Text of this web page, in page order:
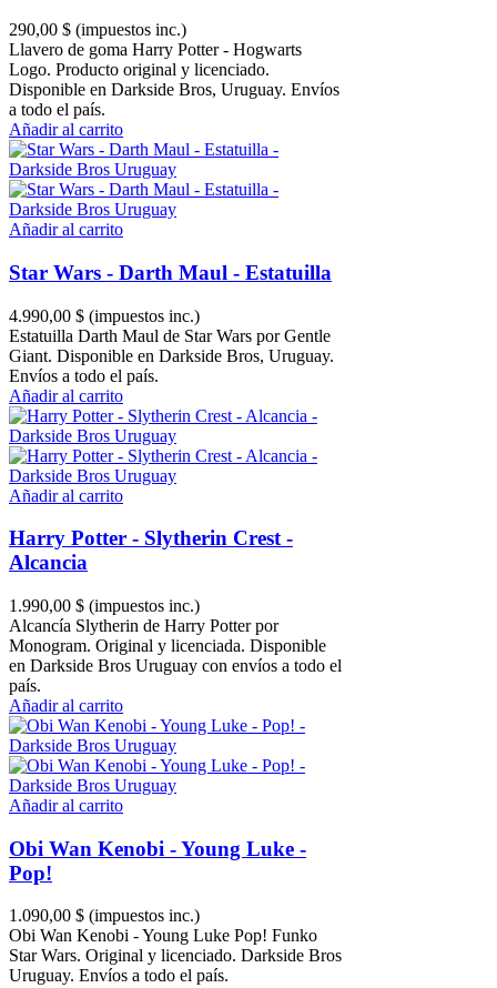
290,00 $ (impuestos inc.)
Llavero de goma Harry Potter - Hogwarts
Logo. Producto original y licenciado.
Disponible en Darkside Bros, Uruguay. Envíos
a todo el país.
Añadir al carrito
Añadir al carrito
Star Wars - Darth Maul - Estatuilla
4.990,00 $ (impuestos inc.)
Estatuilla Darth Maul de Star Wars por Gentle
Giant. Disponible en Darkside Bros, Uruguay.
Envíos a todo el país.
Añadir al carrito
Añadir al carrito
Harry Potter - Slytherin Crest -
Alcancia
1.990,00 $ (impuestos inc.)
Alcancía Slytherin de Harry Potter por
Monogram. Original y licenciada. Disponible
en Darkside Bros Uruguay con envíos a todo el
país.
Añadir al carrito
Añadir al carrito
Obi Wan Kenobi - Young Luke -
Pop!
1.090,00 $ (impuestos inc.)
Obi Wan Kenobi - Young Luke Pop! Funko
Star Wars. Original y licenciado. Darkside Bros
Uruguay. Envíos a todo el país.